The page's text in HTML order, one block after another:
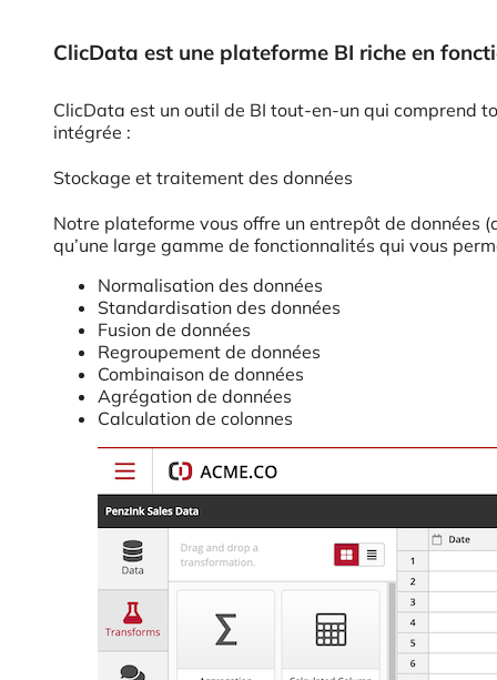
ClicData est une plateforme BI riche en
ClicData est un outil de BI tout-en-un qui comprend
intégrée :
Stockage et traitement des données
Notre plateforme vous offre un entrepôt de données
qu’une large gamme de fonctionnalités qui vous
Normalisation des données
Standardisation des données
Fusion de données
Regroupement de données
Combinaison de données
Agrégation de données
Calculation de colonnes